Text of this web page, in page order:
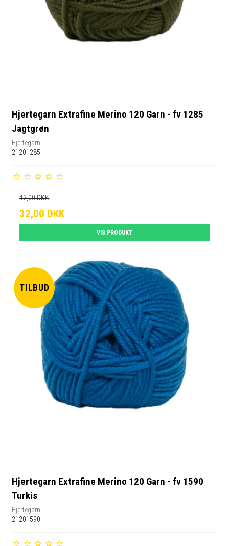
Hjertegarn Extrafine Merino 120 Garn - fv 1285
Jagtgrøn
Hjertegarn
21201285
42,00 DKK
32,00 DKK
VIS PRODUKT
TILBUD
Hjertegarn Extrafine Merino 120 Garn - fv 1590
Turkis
Hjertegarn
21201590